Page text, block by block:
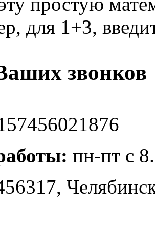
для 1+3,
звонков
пн-пт с